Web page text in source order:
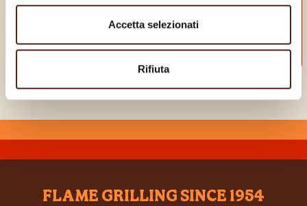
Accetta selezionati
Rifiuta
FLAME GRILLING SINCE 1954